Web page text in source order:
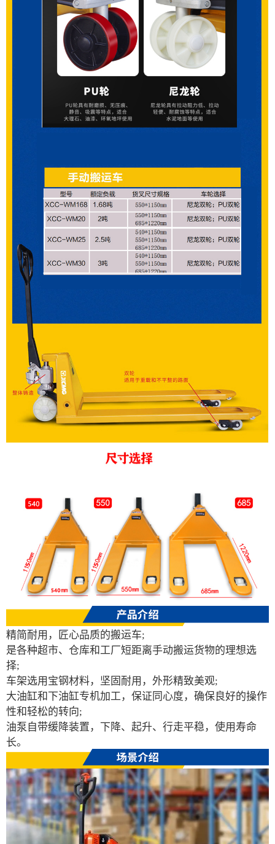
精简耐用，匠心品质的搬运车;
是各种超市、仓库和工厂短距离手动搬运货物的理想选
择;
车架选用宝钢材料，坚固耐用，外形精致美观;
大油缸和下油缸专机加工，保证同心度，确保良好的操作
性和轻松的转向;
油泵自带缓降装置，下降、起升、行走平稳，使用寿命
长。